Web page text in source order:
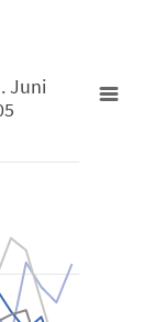
seit 2005
am 1. Juni nach
Juni